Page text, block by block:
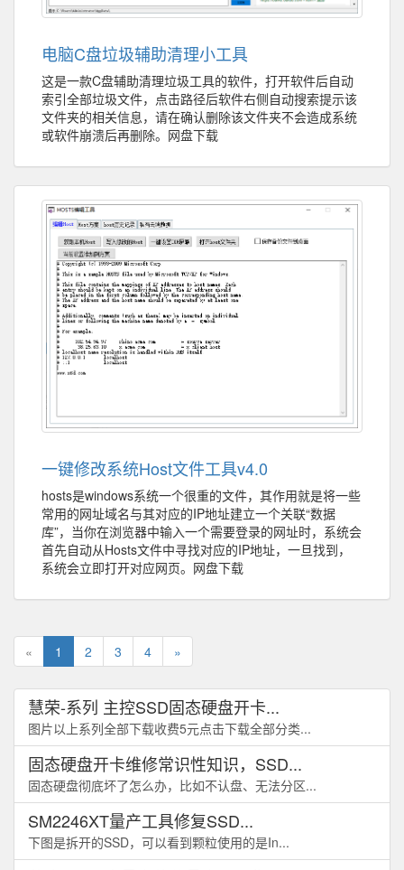
电脑C盘垃圾辅助清理小工具
这是一款C盘辅助清理垃圾工具的软件，打开软件后自动
索引全部垃圾文件，点击路径后软件右侧自动搜索提示该
文件夹的相关信息，请在确认删除该文件夹不会造成系统
或软件崩溃后再删除。网盘下载
一键修改系统Host文件工具v4.0
hosts是windows系统一个很重的文件，其作用就是将一些
常用的网址域名与其对应的IP地址建立一个关联“数据
库”，当你在浏览器中输入一个需要登录的网址时，系统会
首先自动从Hosts文件中寻找对应的IP地址，一旦找到，
系统会立即打开对应网页。网盘下载
« 1 2 3 4 »
慧荣-系列 主控SSD固态硬盘开卡...
图片以上系列全部下载收费5元点击下载全部分类...
固态硬盘开卡维修常识性知识，SSD...
固态硬盘彻底坏了怎么办，比如不认盘、无法分区...
SM2246XT量产工具修复SSD...
下图是拆开的SSD，可以看到颗粒使用的是In...